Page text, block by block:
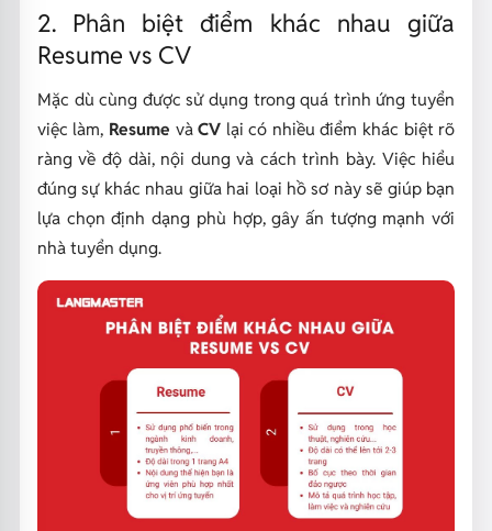
2. Phân biệt điểm khác nhau giữa
Resume vs CV
Mặc dù cùng được sử dụng trong quá trình ứng tuyển
việc làm, Resume vàCV lại có nhiều điểm khác biệt rõ
ràng về độ dài, nội dung và cách trình bày. Việc hiểu
đúng sự khác nhau giữa hai loại hồ sơ này sẽ giúp bạn
lựa chọn định dạng phù hợp, gây ấn tượng mạnh với
nhà tuyển dụng.